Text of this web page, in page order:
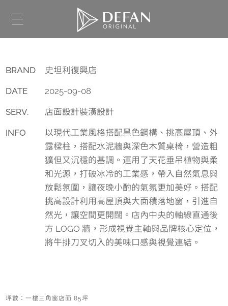
BRAND 史坦利復興店
DATE 2025-09-08
SERV. 店面設計裝潢設計
INFO
以現代工業風格搭配黑色鋼構、挑高屋頂、外
露樑柱，搭配水泥牆與深色木質桌椅，營造粗
獷但又沉穩的基調。運用了天花垂吊植物與柔
和光源，打破冰冷的工業感，帶入自然氣息與
放鬆氛圍，讓夜晚小酌的氣氛更加美好。搭配
挑高設計利用高屋頂與大面積落地窗，引進自
然光，讓空間更開闊。店內中央的軸線直通後
方 LOGO 牆，形成視覺主軸與品牌核心定位，
將牛排刀叉切入的美味口感與視覺連結。
坪數：一樓三角窗店面 85坪